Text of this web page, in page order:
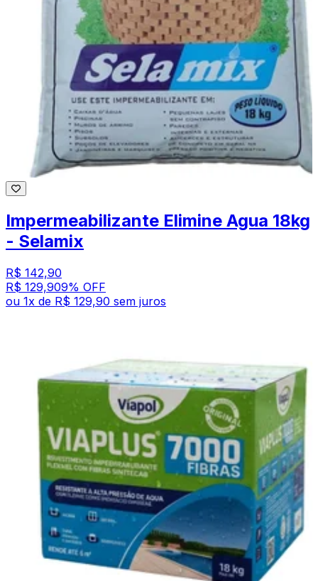
Impermeabilizante Elimine Agua 18kg
- Selamix
R$ 142,90
R$ 129,909% OFF
ou 1x de R$ 129,90 sem juros